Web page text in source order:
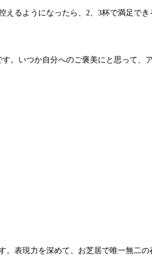
るようになったら、2、3杯で満足で
。いつか自分へのご褒美にと思って
表現力を深めて、お芝居で唯一無二の